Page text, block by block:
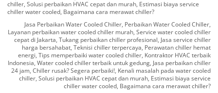
Jasa Perbaikan Water Cooled Chiller, Perbaikan Water Cooled Chiller,
Layanan perbaikan water cooled chiller murah, Service water cooled chiller
cepat di Jakarta, Tukang perbaikan chiller profesional, Jasa service chiller
harga bersahabat, Teknisi chiller terpercaya, Perawatan chiller hemat
energi, Tips memperbaiki water cooled chiller, Kontraktor HVAC terbaik
Indonesia, Water cooled chiller terbaik untuk gedung, Jasa perbaikan chiller
24 jam, Chiller rusak? Segera perbaiki!, Kenali masalah pada water cooled
chiller, Solusi perbaikan HVAC cepat dan murah, Estimasi biaya service
chiller water cooled, Bagaimana cara merawat chiller?